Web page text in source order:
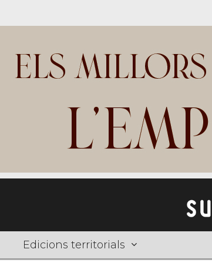
Edicions territorials